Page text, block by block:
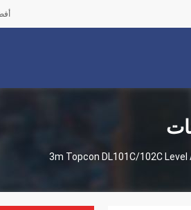
3m Topcon DL101C/102C